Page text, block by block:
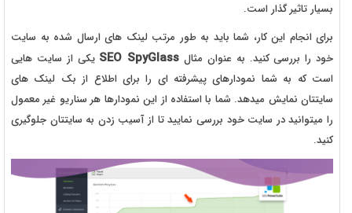
بسیار تاثیر گذار است.
برای انجام این کار، شما باید به طور مرتب لینک های ارسال شده به سایت
خود را بررسی کنید. به عنوان مثال SEO SpyGlass یکی از سایت هایی
است که به شما نمودارهای پیشرفته ای را برای اطلاع از بک لینک های
سایتتان نمایش میدهد. شما با استفاده از این نمودارها هر سناریو غیر معمول
را میتوانید در سایت خود بررسی نمایید تا از آسیب زدن به سایتتان جلوگیری
کنید.